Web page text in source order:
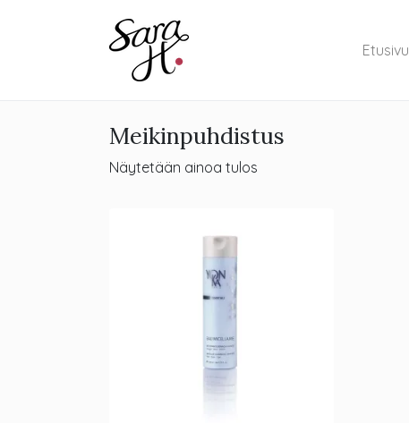
Etusivu
Meikinpuhdistus
Näytetään ainoa tulos